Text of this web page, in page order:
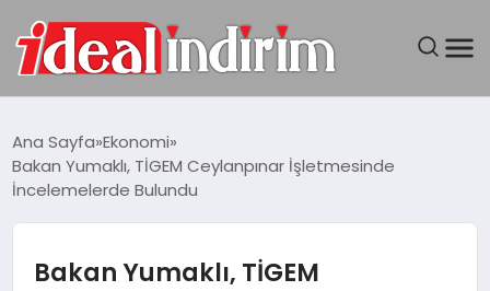
BILGISAYAR
Ana Sayfa Ekonomi
Bakan Yumaklı, TİGEM Ceylanpınar İşletmesinde
İncelemelerde Bulundu
Bakan Yumaklı, TİGEM